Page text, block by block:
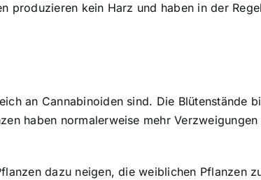
produzieren kein Harz und haben in der
an Cannabinoiden sind. Die Blütenstände
haben normalerweise mehr
dazu neigen, die weiblichen Pflanzen